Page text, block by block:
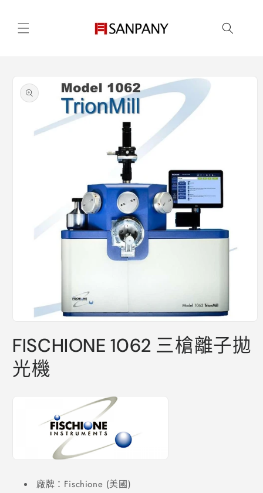
略過產
品資訊
互
動
視
窗
FISCHIONE 1062 三槍離子拋
光機
廠牌：Fischione (美國)